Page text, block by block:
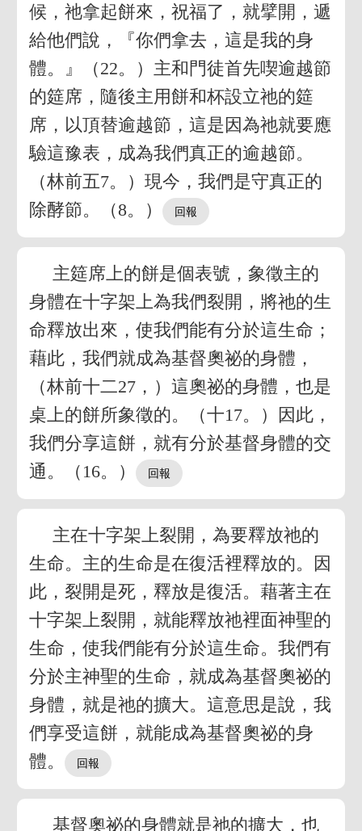
候，祂拿起餅來，祝福了，就擘開，遞
給他們說，『你們拿去，這是我的身
體。』（22。）主和門徒首先喫逾越節
的筵席，隨後主用餅和杯設立祂的筵
席，以頂替逾越節，這是因為祂就要應
驗這豫表，成為我們真正的逾越節。
（林前五7。）現今，我們是守真正的
除酵節。（8。）
主筵席上的餅是個表號，象徵主的
身體在十字架上為我們裂開，將祂的生
命釋放出來，使我們能有分於這生命；
藉此，我們就成為基督奧祕的身體，
（林前十二27，）這奧祕的身體，也是
桌上的餅所象徵的。（十17。）因此，
我們分享這餅，就有分於基督身體的交
通。（16。）
主在十字架上裂開，為要釋放祂的
生命。主的生命是在復活裡釋放的。因
此，裂開是死，釋放是復活。藉著主在
十字架上裂開，就能釋放祂裡面神聖的
生命，使我們能有分於這生命。我們有
分於主神聖的生命，就成為基督奧祕的
身體，就是祂的擴大。這意思是說，我
們享受這餅，就能成為基督奧祕的身
體。
基督奧祕的身體就是祂的擴大，也